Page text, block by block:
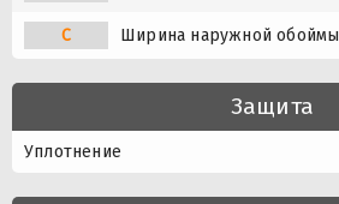
C Ширина наружной обоймы
Защита
Уплотнение